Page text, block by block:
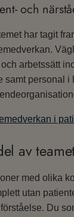
och
har tagit
arbetssätt
samt personal
i
av
med olika
utan
Du